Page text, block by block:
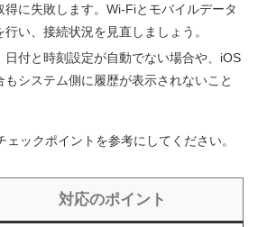
得に失敗します。Wi-Fiとモバイルデータ
い、接続状況を見直しましょう。
日付と時刻設定が自動でない場合や、iOS
もシステム側に履歴が表示されないこと
ックポイントを参考にしてください。
対応のポイント